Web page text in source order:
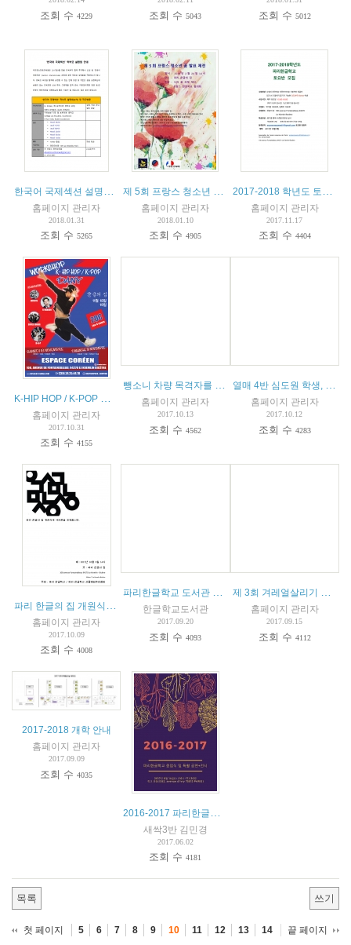
조회 수4229 조회 수5043 조회 수 5012
홈페이지 관리자
2018.01.31
조회 수5265
홈페이지 관리자
2018.01.10
조회 수4905
홈페이지 관리자
2017.11.17
조회 수 4404
홈페이지 관리자
2017.10.31
조회 수4155
뺑소니 차량 목격자를 찾습니다.
홈페이지 관리자
2017.10.13
조회 수4562
열매 4반 심도원 학생, 2017년 나의꿈국제재단 장학생 선정
홈페이지 관리자
2017.10.12
조회 수 4283
홈페이지 관리자
2017.10.09
조회 수4008
파리한글학교 도서관 이용안내
한글학교도서관
2017.09.20
조회 수4093
제 3회 겨레얼살리기 백일장대회 수상을 축하합니다.
홈페이지 관리자
2017.09.15
조회 수 4112
2017-2018 개학 안내
홈페이지 관리자
2017.09.09
조회 수4035
새싹3반 김민경
2017.06.02
조회 수4181
목록 쓰기
첫 페이지 5 6 7 8 9 10 11 12 13 14 끝 페이지